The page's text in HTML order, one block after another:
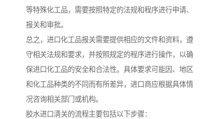
等特殊化工品，需要按照特定的法规和程序进行申请、
报关和审批。
总之，进口化工品报关需要提供相应的文件和资料，遵
守相关法规和要求，并按照规定的程序进行操作，以确
保进口化工品的安全和合法性。具体要求可能因、地区
和化工品种类的不同而有所差异，进口商应根据具体情
况咨询相关部门或机构。
胶水进口清关的流程主要包括以下步骤：